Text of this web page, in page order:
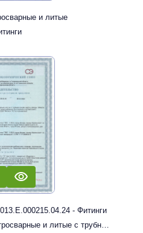
и литые
- Фитинги
и литые с трубным